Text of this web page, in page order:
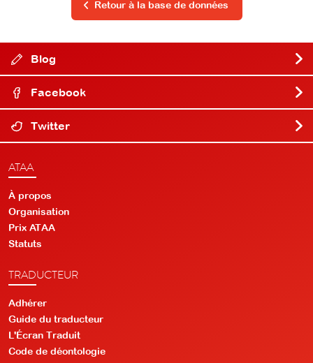
Retour à la base de données
Blog
Facebook
Twitter
ATAA
À propos
Organisation
Prix ATAA
Statuts
TRADUCTEUR
Adhérer
Guide du traducteur
L'Écran Traduit
Code de déontologie